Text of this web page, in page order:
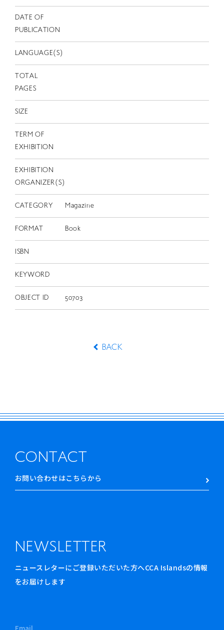
DATE OF
PUBLICATION
LANGUAGE(S)
TOTAL
PAGES
SIZE
TERM OF
EXHIBITION
EXHIBITION
ORGANIZER(S)
CATEGORY Magazine
FORMAT Book
ISBN
KEYWORD
OBJECT ID 50703
BACK
CONTACT
お問い合わせはこちらから
NEWSLETTER
ニュースレターにご登録いただいた方へCCA Islandsの情報
をお届けします